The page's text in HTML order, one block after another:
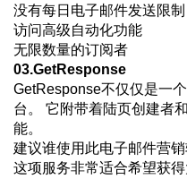
没有每日电子邮件发送限制
访问高级自动化功能
无限数量的订阅者
03.GetResponse
GetResponse不仅仅是一
台。 它附带着陆页创建者
能。
建议谁使用此电子邮件营销
这项服务非常适合希望获